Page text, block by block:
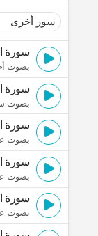
سورة
بصوت
سورة
بصوت
سورة
بصوت
سورة
بصوت
سورة
بصوت